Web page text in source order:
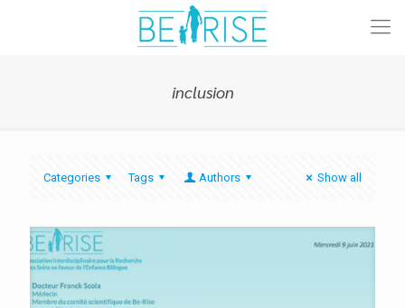
inclusion
Categories Tags Authors Show all